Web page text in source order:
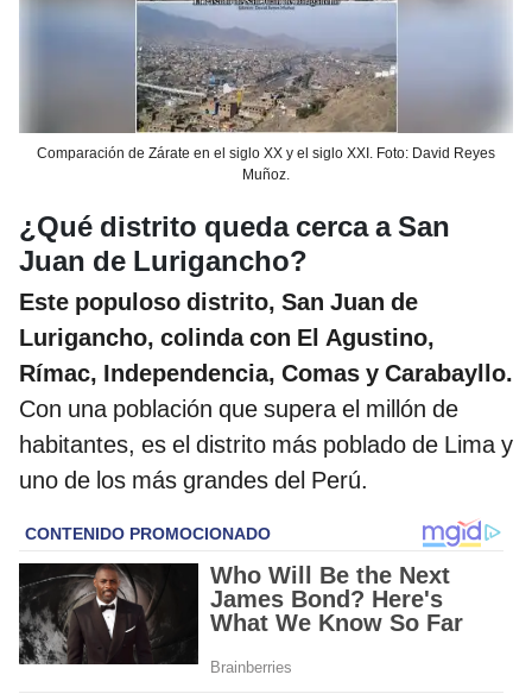
Comparación de Zárate en el siglo XX y el siglo XXI. Foto: David Reyes
Muñoz.
¿Qué distrito queda cerca a San
Juan de Lurigancho?
Este populoso distrito, San Juan de
Lurigancho, colinda con El Agustino,
Rímac, Independencia, Comas y Carabayllo.
Con una población que supera el millón de
habitantes, es el distrito más poblado de Lima y
uno de los más grandes del Perú.